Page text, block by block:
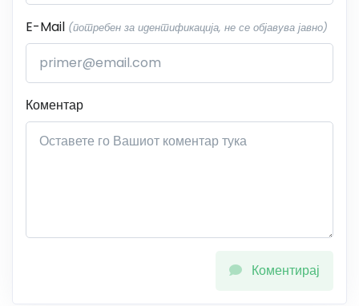
E-Mail (потребен за идентификација, не се објавува јавно)
Коментар
Коментирај